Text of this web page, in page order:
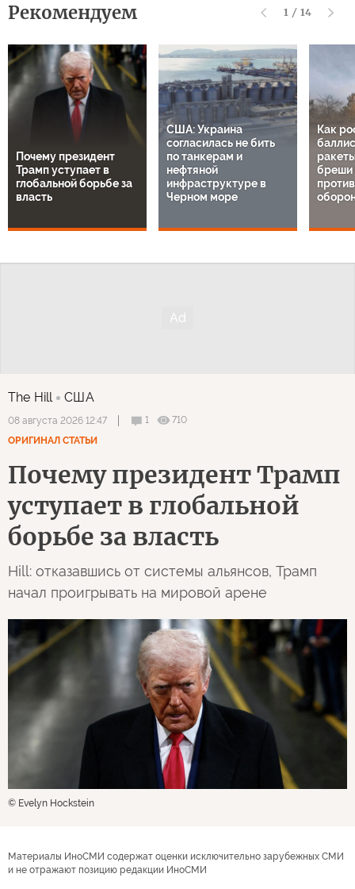
Рекомендуем 1 / 14
Почему президент
Трамп уступает в
глобальной борьбе за
власть
США: Украина
согласилась не бить
по танкерам и
нефтяной
инфраструктуре в
Черном море
Как
бреши
The Hill США
08 августа 2026 12:47 1
710
ОРИГИНАЛ СТАТЬИ
Почему президент Трамп
уступает в глобальной
борьбе за власть
Hill: отказавшись от системы альянсов, Трамп
начал проигрывать на мировой арене
© Evelyn Hockstein
Материалы ИноСМИ содержат оценки исключительно зарубежных СМИ
и не отражают позицию редакции ИноСМИ